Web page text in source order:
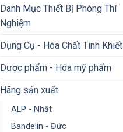
Danh Mục Thiết Bị Phòng Thí
Nghiệm
Dụng Cụ - Hóa Chất Tinh Khiết
Dược phẩm - Hóa mỹ phẩm
Hãng sản xuất
ALP - Nhật
Bandelin - Đức